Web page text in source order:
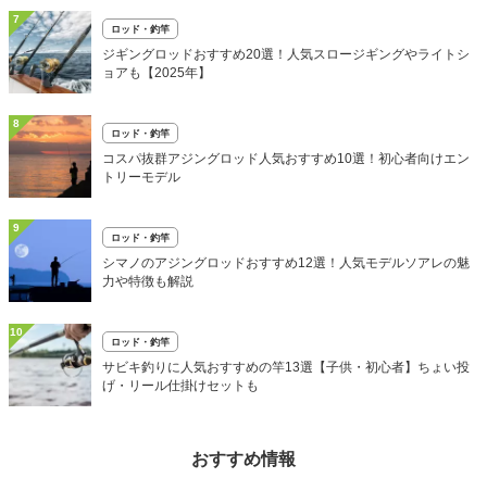
7
ロッド・釣竿
ジギングロッドおすすめ20選！人気スロージギングやライトシ
ョアも【2025年】
8
ロッド・釣竿
コスパ抜群アジングロッド人気おすすめ10選！初心者向けエン
トリーモデル
9
ロッド・釣竿
シマノのアジングロッドおすすめ12選！人気モデルソアレの魅
力や特徴も解説
10
ロッド・釣竿
サビキ釣りに人気おすすめの竿13選【子供・初心者】ちょい投
げ・リール仕掛けセットも
おすすめ情報